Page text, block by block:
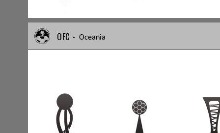
OFC - Oceania